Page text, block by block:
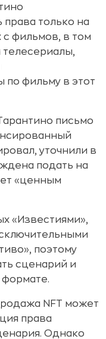
права только на
с фильмов, в том
телесериалы,
по фильму в этот
письмо
уточнили в
подать на
«ценным
«Известиями»,
поэтому
сценарий и
NFT может
права
Однако